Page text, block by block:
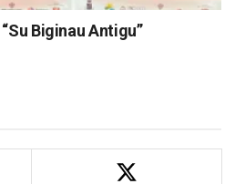
Biginau Antigu”